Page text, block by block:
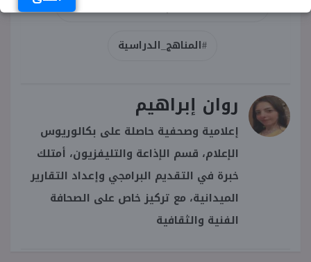
#المناهج_الدراسية
روان إبراهيم
إعلامية وصحفية حاصلة على بكالوريوس
الإعلام، قسم الإذاعة والتليفزيون، أمتلك
خبرة في التقديم البرامجي وإعداد التقارير
الميدانية، مع تركيز خاص على الصحافة
الفنية والثقافية